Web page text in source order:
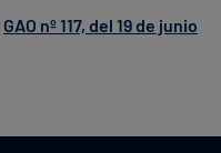
GAO nº 117, del 19 de junio